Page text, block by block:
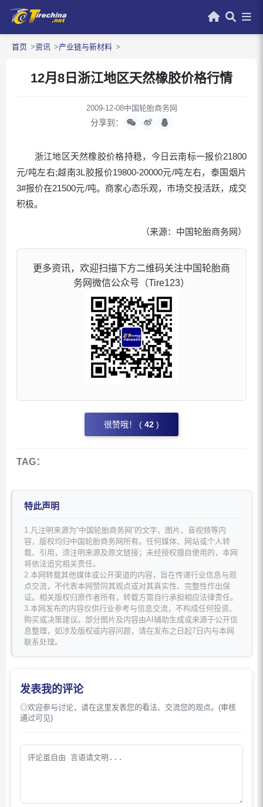
首页 资讯 产业链与新材料
12月8日浙江地区天然橡胶价格行情
2009-12-08中国轮胎商务网
分享到：
浙江地区天然橡胶价格持稳，今日云南标一报价21800
元/吨左右;越南3L胶报价19800-20000元/吨左右，泰国烟片
3#报价在21500元/吨。商家心态乐观，市场交投活跃，成交
积极。
（来源：中国轮胎商务网）
更多资讯，欢迎扫描下方二维码关注中国轮胎商
务网微信公众号（Tire123）
很赞哦！ ( 42 )
TAG：
特此声明
1.凡注明来源为“中国轮胎商务网”的文字、图片、音视频等内
容，版权均归中国轮胎商务网所有。任何媒体、网站或个人转
载、引用，须注明来源及原文链接；未经授权擅自使用的，本网
将依法追究相关责任。
2.本网转载其他媒体或公开渠道的内容，旨在传递行业信息与观
点交流，不代表本网赞同其观点或对其真实性、完整性作出保
证。相关版权归原作者所有，转载方需自行承担相应法律责任。
3.本网发布的内容仅供行业参考与信息交流，不构成任何投资、
购买或决策建议。部分图片及内容由AI辅助生成或来源于公开信
息整理，如涉及版权或内容问题，请在发布之日起7日内与本网
联系处理。
发表我的评论
◎欢迎参与讨论，请在这里发表您的看法、交流您的观点。(审核
通过可见)